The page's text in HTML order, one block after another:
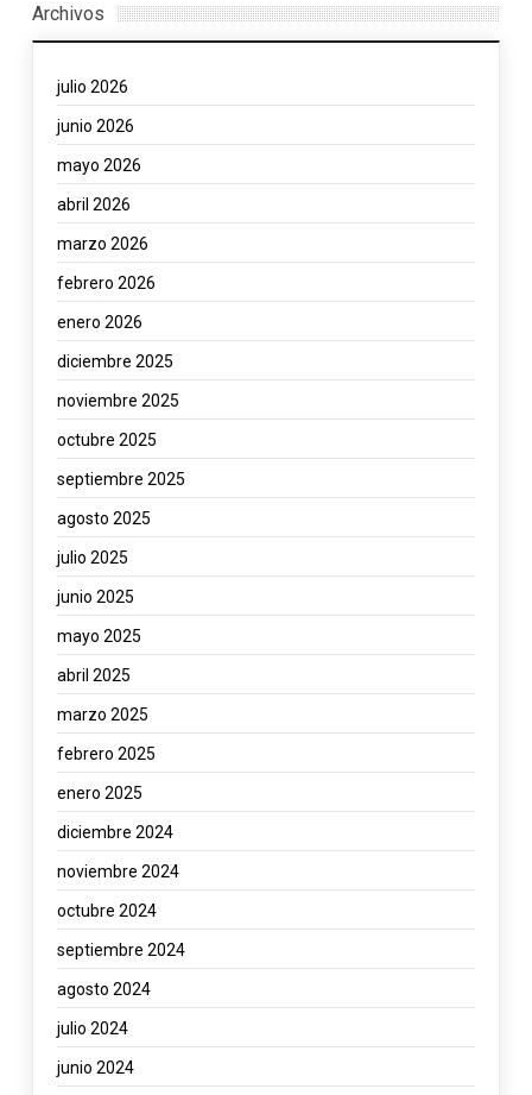
Archivos
julio 2026
junio 2026
mayo 2026
abril 2026
marzo 2026
febrero 2026
enero 2026
diciembre 2025
noviembre 2025
octubre 2025
septiembre 2025
agosto 2025
julio 2025
junio 2025
mayo 2025
abril 2025
marzo 2025
febrero 2025
enero 2025
diciembre 2024
noviembre 2024
octubre 2024
septiembre 2024
agosto 2024
julio 2024
junio 2024